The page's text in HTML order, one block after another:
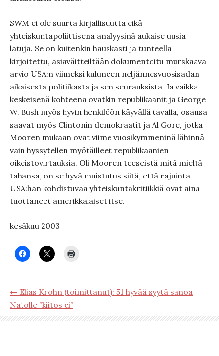
SWM ei ole suurta kirjallisuutta eikä
yhteiskuntapoliittisena analyysinä aukaise uusia
latuja. Se on kuitenkin hauskasti ja tunteella
kirjoitettu, asiaväitteiltään dokumentoitu murskaava
arvio USA:n viimeksi kuluneen neljännesvuosisadan
aikaisesta politiikasta ja sen seurauksista. Ja vaikka
keskeisenä kohteena ovatkin republikaanit ja George
W. Bush myös hyvin henkilöön käyvällä tavalla, osansa
saavat myös Clintonin demokraatit ja Al Gore, jotka
Mooren mukaan ovat viime vuosikymmeninä lähinnä
vain hyssytellen myötäilleet republikaanien
oikeistovirtauksia. Oli Mooren teeseistä mitä mieltä
tahansa, on se hyvä muistutus siitä, että rajuinta
USA:han kohdistuvaa yhteiskuntakritiikkiä ovat aina
tuottaneet amerikkalaiset itse.
kesäkuu 2003
← Elias Krohn (toimittanut): 51 hyvää syytä sanoa
Natolle ”kiitos ei”